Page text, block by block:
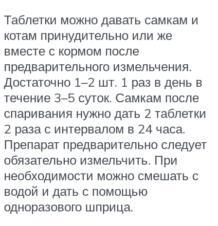
Таблетки можно давать самкам и
котам принудительно или же
вместе с кормом после
предварительного измельчения.
Достаточно 1–2 шт. 1 раз в день в
течение 3–5 суток. Самкам после
спаривания нужно дать 2 таблетки
2 раза с интервалом в 24 часа.
Препарат предварительно следует
обязательно измельчить. При
необходимости можно смешать с
водой и дать с помощью
одноразового шприца.